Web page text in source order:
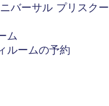
バーサル プリスクー
ム
ルームの予約